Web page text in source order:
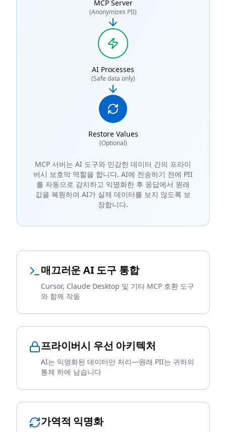
MCP Server
(Anonymizes PII)
AI Processes
(Safe data only)
Restore Values
(Optional)
MCP 서버는 AI 도구와 민감한 데이터 간의 프라이
버시 보호막 역할을 합니다. AI에 전송하기 전에 PII
를 자동으로 감지하고 익명화한 후 응답에서 원래
값을 복원하여 AI가 실제 데이터를 보지 않도록 보
장합니다.
매끄러운 AI 도구 통합
Cursor, Claude Desktop 및 기타 MCP 호환 도구
와 함께 작동
프라이버시 우선 아키텍처
AI는 익명화된 데이터만 처리—원래 PII는 귀하의
통제 하에 남습니다
가역적 익명화